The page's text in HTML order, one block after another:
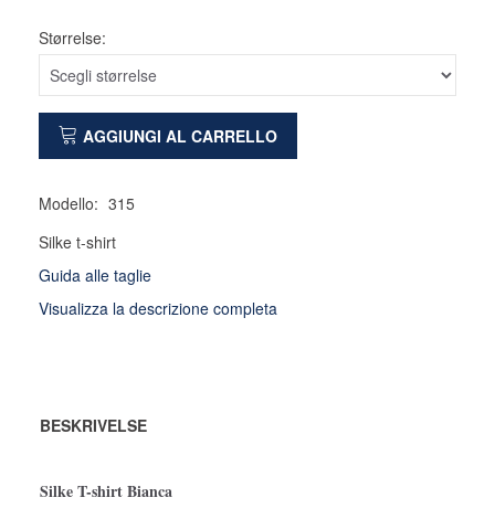
Størrelse:
AGGIUNGI AL CARRELLO
Modello: 315
Silke t-shirt
Guida alle taglie
Visualizza la descrizione completa
BESKRIVELSE
Silke T-shirt Bianca